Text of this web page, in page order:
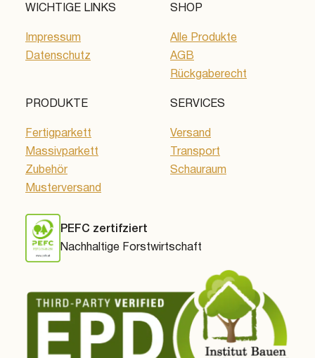
WICHTIGE LINKS
Impressum
Datenschutz
SHOP
Alle Produkte
AGB
Rückgaberecht
PRODUKTE
Fertigparkett
Massivparkett
Zubehör
Musterversand
SERVICES
Versand
Transport
Schauraum
PEFC zertifziert
Nachhaltige Forstwirtschaft